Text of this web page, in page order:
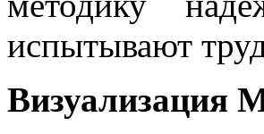
испытывают
Визуализация